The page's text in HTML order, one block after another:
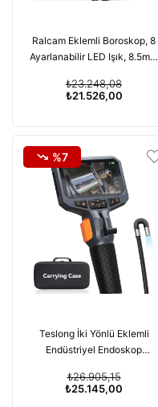
Ralcam Eklemli Boroskop, 8
Ayarlanabilir LED Işık, 8.5mm
₺21.526,00
₺23.248,08
Teslong İki Yönlü Eklemli
Endüstriyel Endoskop
Kablo
₺25.145,00
₺26.905,15
%7